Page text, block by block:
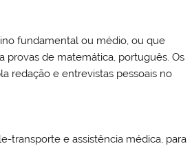
fundamental ou médio, ou que
provas de matemática, português. Os
redação e entrevistas pessoais no
transporte e assistência médica, para